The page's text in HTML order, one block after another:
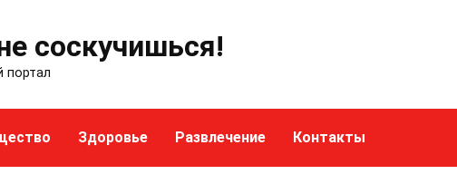
соскучишься!
портал
Здоровье Развлечение Контакты